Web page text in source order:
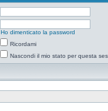
Ho dimenticato la password
Ricordami
Nascondi il mio stato per questa